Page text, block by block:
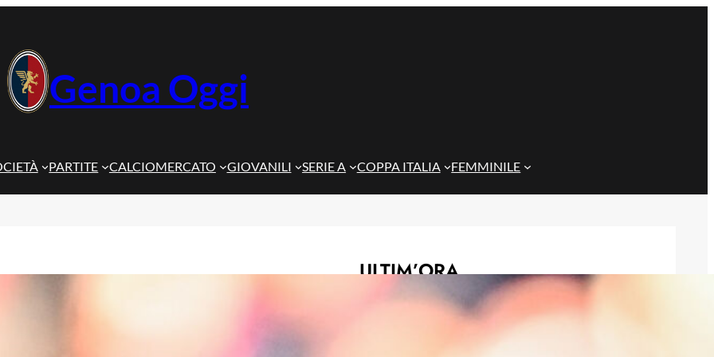
Genoa Oggi
PARTITE CALCIOMERCATO GIOVANILI SERIE A COPPA ITALIA FEMMINILE
ULTIM’ORA
De Rossi non cerca alibi: ‘Non
eravamo brillanti per scelta, ora